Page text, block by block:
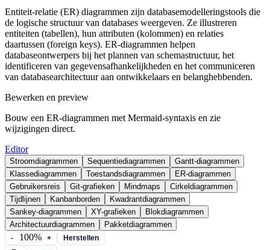
Entiteit-relatie (ER) diagrammen zijn databasemodelleringstools die
de logische structuur van databases weergeven. Ze illustreren
entiteiten (tabellen), hun attributen (kolommen) en relaties
daartussen (foreign keys). ER-diagrammen helpen
databaseontwerpers bij het plannen van schemastructuur, het
identificeren van gegevensafhankelijkheden en het communiceren
van databasearchitectuur aan ontwikkelaars en belanghebbenden.
Bewerken en preview
Bouw een ER-diagrammen met Mermaid-syntaxis en zie
wijzigingen direct.
Editor
Stroomdiagrammen Sequentiediagrammen
Gantt-diagrammen
Klassediagrammen
Toestandsdiagrammen
ER-diagrammen
Gebruikersreis
Git-grafieken Mindmaps
Cirkeldiagrammen
Tijdlijnen
Kanbanborden
Kwadrantdiagrammen
Sankey-diagrammen
XY-grafieken
Blokdiagrammen
Architectuurdiagrammen
Pakketdiagrammen
- 100% +
Herstellen